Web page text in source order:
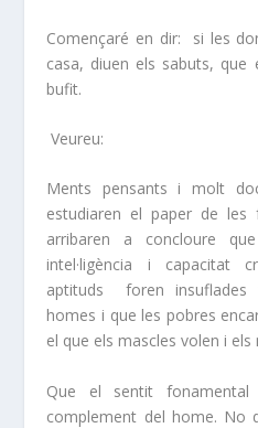
Començaré en dir: si les
casa, diuen els sabuts, que
bufit.
Veureu:
Ments pensants i molt
estudiaren el paper de
arribaren a concloure
intel·ligència i capacitat
aptituds foren
homes i que les pobres
el que els mascles volen i els
Que el sentit
complement del home. No